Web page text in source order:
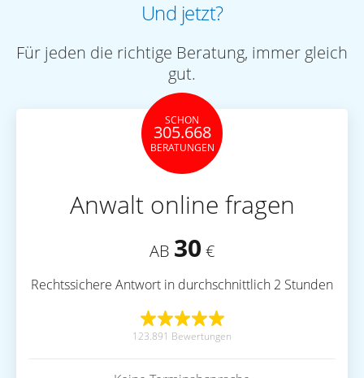
Und jetzt?
Für jeden die richtige Beratung, immer gleich
gut.
SCHON
305.668
BERATUNGEN
Anwalt online fragen
AB 30 €
Rechtssichere Antwort in durchschnittlich 2 Stunden
123.891 Bewertungen